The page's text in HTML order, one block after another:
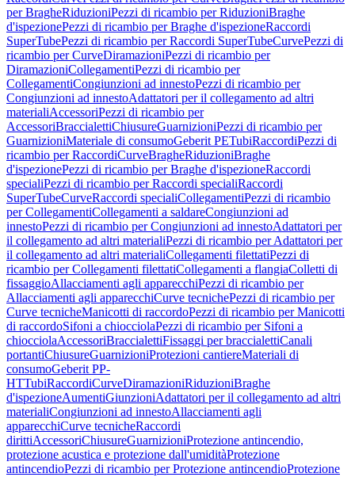
per BragheRiduzioniPezzi di ricambio per RiduzioniBraghe
d'ispezionePezzi di ricambio per Braghe d'ispezioneRaccordi
SuperTubePezzi di ricambio per Raccordi SuperTubeCurvePezzi di
ricambio per CurveDiramazioniPezzi di ricambio per
DiramazioniCollegamentiPezzi di ricambio per
CollegamentiCongiunzioni ad innestoPezzi di ricambio per
Congiunzioni ad innestoAdattatori per il collegamento ad altri
materialiAccessoriPezzi di ricambio per
AccessoriBraccialettiChiusureGuarnizioniPezzi di ricambio per
GuarnizioniMateriale di consumoGeberit PETubiRaccordiPezzi di
ricambio per RaccordiCurveBragheRiduzioniBraghe
d'ispezionePezzi di ricambio per Braghe d'ispezioneRaccordi
specialiPezzi di ricambio per Raccordi specialiRaccordi
SuperTubeCurveRaccordi specialiCollegamentiPezzi di ricambio
per CollegamentiCollegamenti a saldareCongiunzioni ad
innestoPezzi di ricambio per Congiunzioni ad innestoAdattatori per
il collegamento ad altri materialiPezzi di ricambio per Adattatori per
il collegamento ad altri materialiCollegamenti filettatiPezzi di
ricambio per Collegamenti filettatiCollegamenti a flangiaColletti di
fissaggioAllacciamenti agli apparecchiPezzi di ricambio per
Allacciamenti agli apparecchiCurve tecnichePezzi di ricambio per
Curve tecnicheManicotti di raccordoPezzi di ricambio per Manicotti
di raccordoSifoni a chiocciolaPezzi di ricambio per Sifoni a
chiocciolaAccessoriBraccialettiFissaggi per braccialettiCanali
portantiChiusureGuarnizioniProtezioni cantiereMateriali di
consumoGeberit PP-
HTTubiRaccordiCurveDiramazioniRiduzioniBraghe
d'ispezioneAumentiGiunzioniAdattatori per il collegamento ad altri
materialiCongiunzioni ad innestoAllacciamenti agli
apparecchiCurve tecnicheRaccordi
dirittiAccessoriChiusureGuarnizioniProtezione antincendio,
protezione acustica e protezione dall'umiditàProtezione
antincendioPezzi di ricambio per Protezione antincendioProtezione